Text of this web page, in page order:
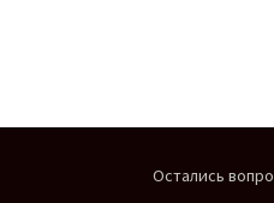
Остались